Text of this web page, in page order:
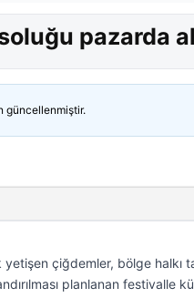
pazarda
güncellenmiştir.
yetişen çiğdemler, bölge halkı
planlanan festivalle